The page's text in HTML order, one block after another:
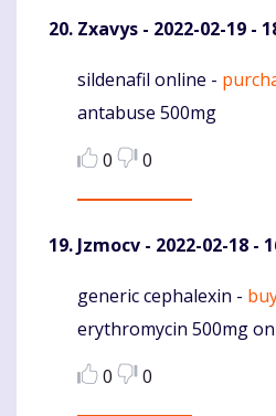
Zxavys - 2022-02-19 -
Komentaras
sildenafil online -
antabuse 500mg
0
0
Jzmocv - 2022-02-18 -
Komentaras
generic cephalexin -
erythromycin 500mg
0
0